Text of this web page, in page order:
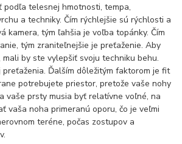
podľa telesnej hmotnosti, tempa,
a techniky. Čím rýchlejšie sú rýchlosti a
kamera, tým ľahšia je voľba topánky. Čím
tým zraniteľnejšie je preťaženie. Aby
mali by ste vylepšiť svoju techniku behu.
preťaženia. Ďalším dôležitým faktorom je fit
potrebujete priestor, pretože vaše nohy
vaše prsty musia byť relatívne voľné, na
vaša noha primeranú oporu, čo je veľmi
teréne, počas zostupov a